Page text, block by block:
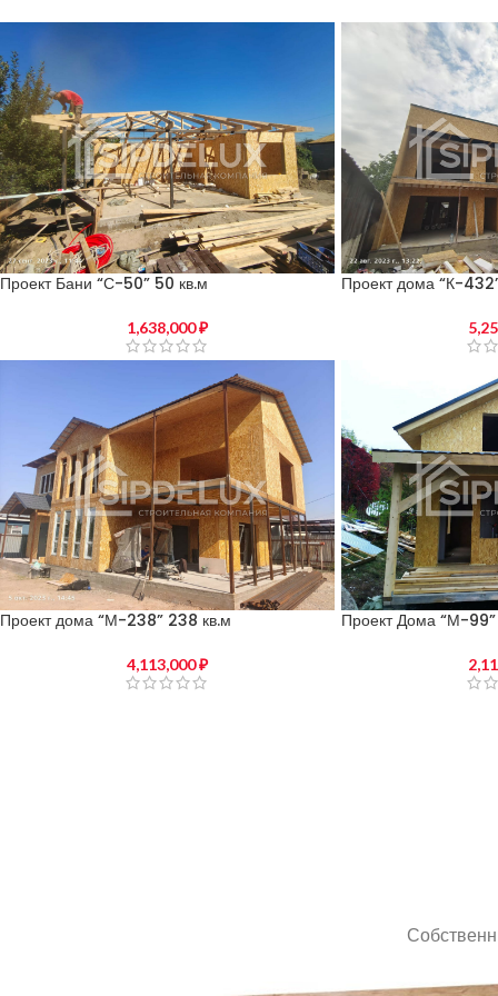
Проект Бани “С-50” 50 кв.м
1,638,000₽
Проект дома “К-
Проект дома “М-238” 238 кв.м
4,113,000₽
Проект Дома “М-